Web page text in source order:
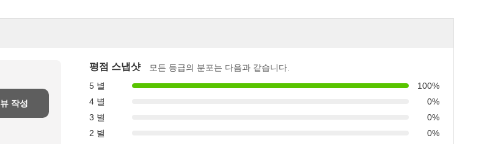
작성
평점 스냅샷
모든 등급의 분포는 다음과 같습니다.
5 별
100%
4 별
0%
3 별
0%
2 별
0%